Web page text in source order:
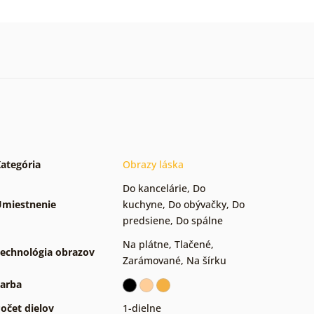
Obrazy láska
Do kancelárie, Do
kuchyne, Do obývačky, Do
predsiene, Do spálne
obrazov
Na plátne, Tlačené,
Zarámované, Na šírku
dielov
1-dielne